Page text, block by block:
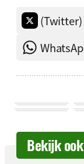
(Twitter)
Bekijk ook